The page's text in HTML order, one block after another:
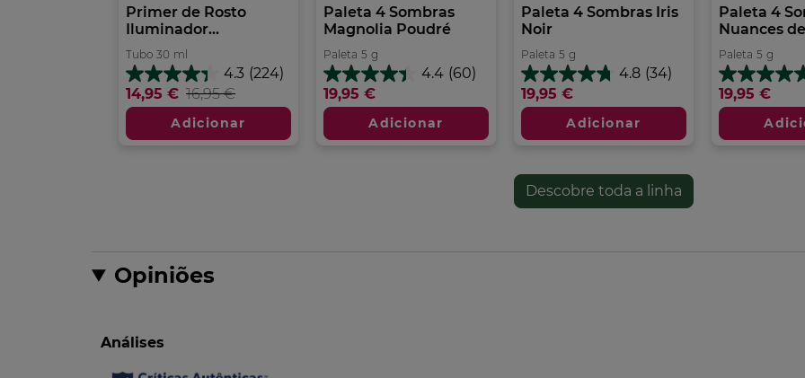
Primer de Rosto
Iluminador...
Tubo 30 ml
4.3 (224)
4.3
em
5
estrelas.
224
14,95 € 16,95 €
Adicionar
Paleta 4 Sombras
Magnolia Poudré
Paleta 5 g
4.4 (60)
4.4
em
5
estrelas.
60
19,95 €
Adicionar
Paleta 4 Sombras Iris
Noir
Paleta 5 g
4.8 (34)
4.8
em
5
estrelas.
34
19,95 €
Adicionar
Paleta 4
Nuances
Paleta 5 g
4.6
em
5
estrelas.
67
19,95 €
Descobre toda a linha
Opiniões